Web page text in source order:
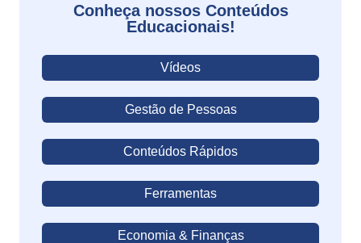
Conheça nossos Conteúdos
Educacionais!
Vídeos
Gestão de Pessoas
Conteúdos Rápidos
Ferramentas
Economia & Finanças